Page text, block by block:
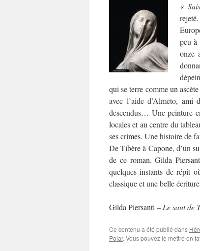
«
peu à
onze
qui se terre comme un
avec l’aide d’Almeto,
descendus… Une peinture
locales et au centre du
ses crimes. Une histoire de
De Tibère à Capone, d’un
de ce roman. Gilda
quelques instants de répit
classique et une belle
Gilda Piersanti – Le saut de
Ce contenu a été publié dans
Polar. Vous pouvez le mettre en